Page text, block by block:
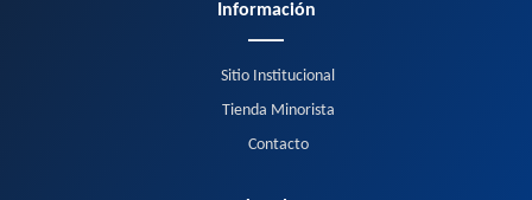
Información
Sitio Institucional
Tienda Minorista
Contacto